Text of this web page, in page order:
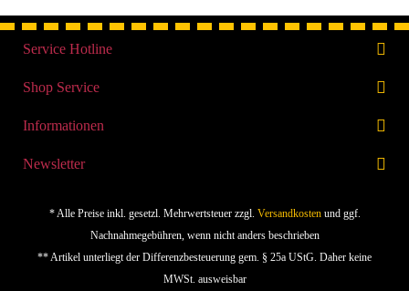
Service Hotline
Shop Service
Informationen
Newsletter
* Alle Preise inkl. gesetzl. Mehrwertsteuer zzgl. Versandkostenund ggf.
Nachnahmegebühren, wenn nicht anders beschrieben
** Artikel unterliegt der Differenzbesteuerung gem. § 25a UStG. Daher keine
MWSt. ausweisbar